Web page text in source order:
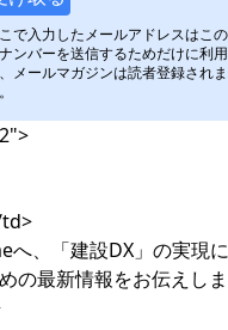
で入力したメールアドレスはこ
ンバーを送信するためだけに利
メールマガジンは読者登録され
、「建設DX」の実現に
の最新情報をお伝えしま